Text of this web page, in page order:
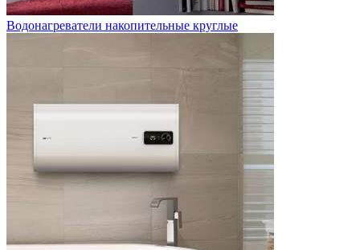
Водонагреватели накопительные круглые